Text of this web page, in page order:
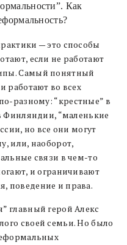
Как
— это способы
если не работают
Самый понятный
работают во всех
разному: “крестные” в
Финляндии, “маленькие
но все они могут
или, наоборот,
связи в чем-то
и ограничивают
поведение и права.
главный герой Алекс
своей семьи. Но было